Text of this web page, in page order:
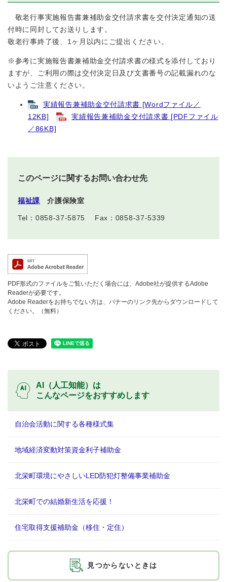
敬老行事実施報告書兼補助金交付請求書を交付決定通知の送
付時に同封してお送りします。
敬老行事終了後、1ヶ月以内にご提出ください。
※参考に実施報告書兼補助金交付請求書の様式を添付しており
ますが、ご利用の際は交付決定日及び文書番号の記載漏れのな
いようご注意ください。
実績報告兼補助金交付請求書 [Wordファイル／
12KB]
実績報告兼補助金交付請求書 [PDFファイル
／86KB]
このページに関するお問い合わせ先
福祉課 介護保険室
Tel：0858-37-5875 Fax：0858-37-5339
PDF形式のファイルをご覧いただく場合には、Adobe社が提供するAdobe
Readerが必要です。
Adobe Readerをお持ちでない方は、バナーのリンク先からダウンロードして
ください。（無料）
AI（人工知能）は
こんなページをおすすめします
自治会活動に関する各種様式集
地域経済変動対策資金利子補助金
北栄町環境にやさしいLED防犯灯整備事業補助金
北栄町での結婚新生活を応援！
住宅取得支援補助金（移住・定住）
見つからないときは